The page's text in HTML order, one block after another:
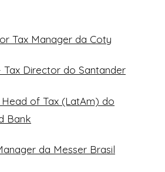
Tax Manager da Coty
Tax Director do Santander
of Tax (LatAm) do
Bank
da Messer Brasil